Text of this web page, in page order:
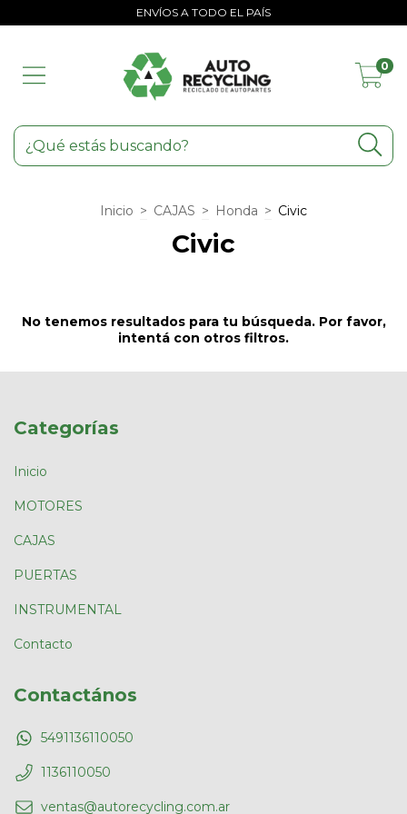
ENVÍOS A TODO EL PAÍS
0
Inicio > CAJAS > Honda > Civic
Civic
No tenemos resultados para tu búsqueda. Por favor,
intentá con otros filtros.
Categorías
Inicio
MOTORES
CAJAS
PUERTAS
INSTRUMENTAL
Contacto
Contactános
5491136110050
1136110050
ventas@autorecycling.com.ar